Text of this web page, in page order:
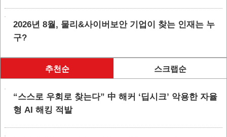
2026년 8월, 물리&사이버보안 기업이 찾는 인재는 누
구?
추천순 스크랩순
“스스로 우회로 찾는다” 中 해커 ‘딥시크’ 악용한 자율
형 AI 해킹 적발